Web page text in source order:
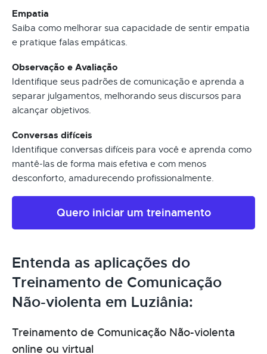
Empatia
Saiba como melhorar sua capacidade de sentir empatia
e pratique falas empáticas.
Observação e Avaliação
Identifique seus padrões de comunicação e aprenda a
separar julgamentos, melhorando seus discursos para
alcançar objetivos.
Conversas difíceis
Identifique conversas difíceis para você e aprenda como
mantê-las de forma mais efetiva e com menos
desconforto, amadurecendo profissionalmente.
Quero iniciar um treinamento
Entenda as aplicações do
Treinamento de Comunicação
Não-violenta em Luziânia:
Treinamento de Comunicação Não-violenta
online ou virtual